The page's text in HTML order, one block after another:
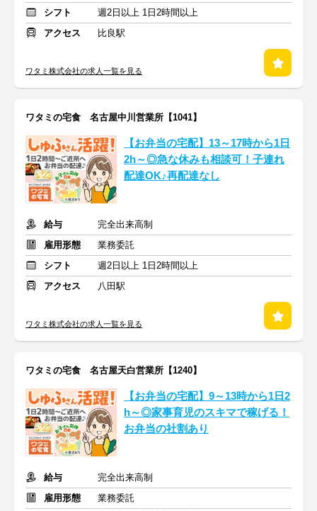
シフト
週2日以上 1日2時間以上
アクセス
比良駅
ワタミ株式会社の求人一覧を見る
ワタミの宅食 名古屋中川営業所【1041】
【お弁当の宅配】13～17時から1日
2h～◎急な休みも相談可！子連れ
配達OK♪再配達なし
給与
完全出来高制
雇用形態
業務委託
シフト
週2日以上 1日2時間以上
アクセス
八田駅
ワタミ株式会社の求人一覧を見る
ワタミの宅食 名古屋天白営業所【1240】
【お弁当の宅配】9～13時から1日2
h～◎家事育児のスキマで稼げる！
お弁当の社割あり
給与
完全出来高制
雇用形態
業務委託